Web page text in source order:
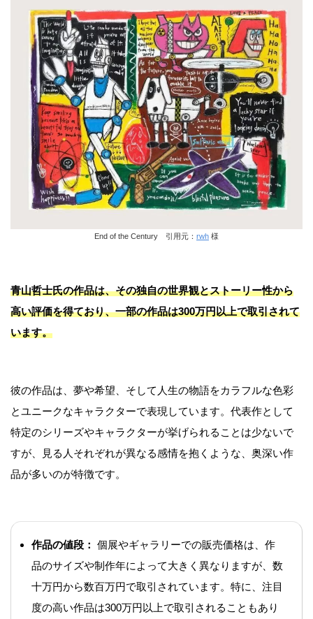
End of the Century 引用元： rwh 様
青山哲士氏の作品は、その独自の世界観とストーリー性から
高い評価を得ており、一部の作品は300万円以上で取引されて
います。
彼の作品は、夢や希望、そして人生の物語をカラフルな色彩
とユニークなキャラクターで表現しています。代表作として
特定のシリーズやキャラクターが挙げられることは少ないで
すが、見る人それぞれが異なる感情を抱くような、奥深い作
品が多いのが特徴です。
作品の値段： 個展やギャラリーでの販売価格は、作
品のサイズや制作年によって大きく異なりますが、数
十万円から数百万円で取引されています。特に、注目
度の高い作品は300万円以上で取引されることもあり